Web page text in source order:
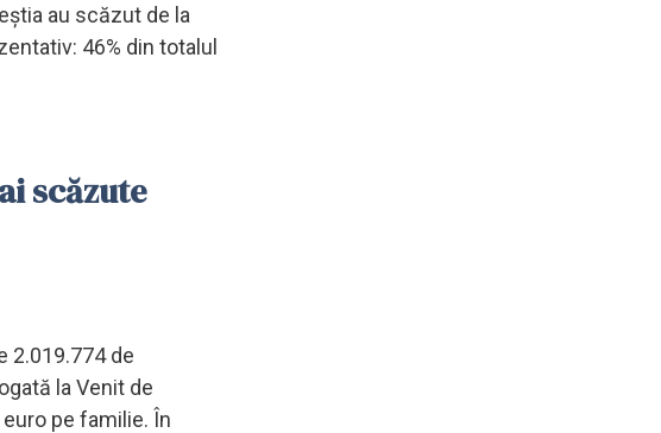
au scăzut de la
46% din totalul
scăzute
2.019.774 de
la Venit de
pe familie. În